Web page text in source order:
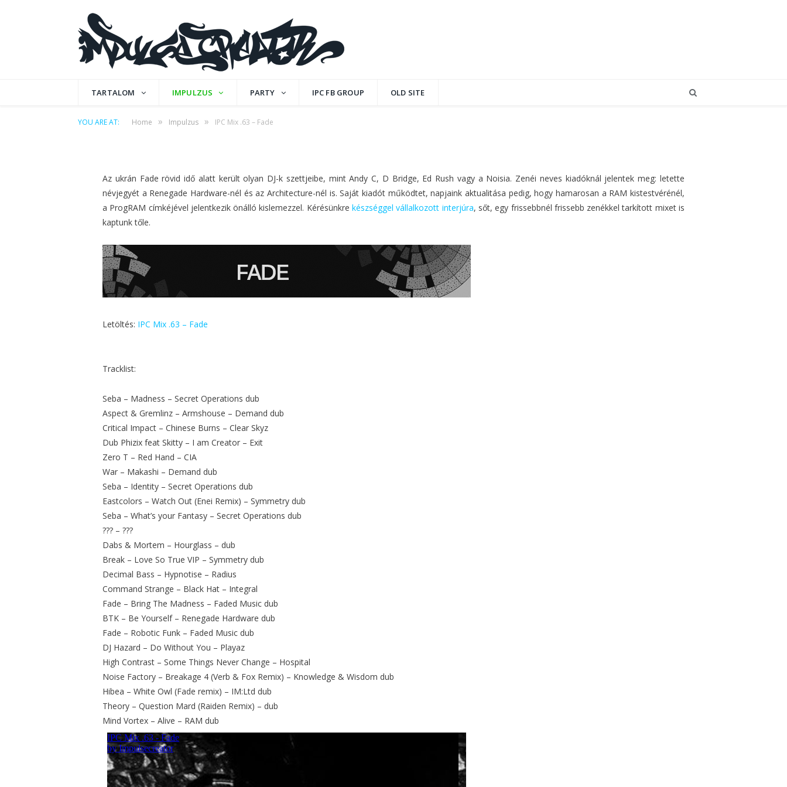
TARTALOM IMPULZUS PARTY IPC FB GROUP OLD SITE
YOU ARE AT: Home » Impulzus » IPC Mix .63 – Fade
IMPULZUS
IPC Mix .63 – Fade
by IPCMAFIA on 2013. FEBRUÁR 28. 0 COMMENTS
Az ukrán Fade rövid idő alatt került olyan DJ-k szettjeibe, mint Andy C, D Bridge, Ed Rush vagy a Noisia. Zenéi neves kiadóknál jelentek meg: letette
névjegyét a Renegade Hardware-nél és az Architecture-nél is. Saját kiadót működtet, napjaink aktualitása pedig, hogy hamarosan a RAM kistestvérénél,
a ProgRAM címkéjével jelentkezik önálló kislemezzel. Kérésünkrekészséggel vállalkozott interjúra, sőt, egy frissebbnél frissebb zenékkel tarkított mixet is
kaptunk tőle.
Letöltés: IPC Mix .63 – Fade
Tracklist:
Seba – Madness – Secret Operations dub
Aspect & Gremlinz – Armshouse – Demand dub
Critical Impact – Chinese Burns – Clear Skyz
Dub Phizix feat Skitty – I am Creator – Exit
Zero T – Red Hand – CIA
War – Makashi – Demand dub
Seba – Identity – Secret Operations dub
Eastcolors – Watch Out (Enei Remix) – Symmetry dub
Seba – What’s your Fantasy – Secret Operations dub
??? – ???
Dabs & Mortem – Hourglass – dub
Break – Love So True VIP – Symmetry dub
Decimal Bass – Hypnotise – Radius
Command Strange – Black Hat – Integral
Fade – Bring The Madness – Faded Music dub
BTK – Be Yourself – Renegade Hardware dub
Fade – Robotic Funk – Faded Music dub
DJ Hazard – Do Without You – Playaz
High Contrast – Some Things Never Change – Hospital
Noise Factory – Breakage 4 (Verb & Fox Remix) – Knowledge & Wisdom dub
Hibea – White Owl (Fade remix) – IM:Ltd dub
Theory – Question Mard (Raiden Remix) – dub
Mind Vortex – Alive – RAM dub